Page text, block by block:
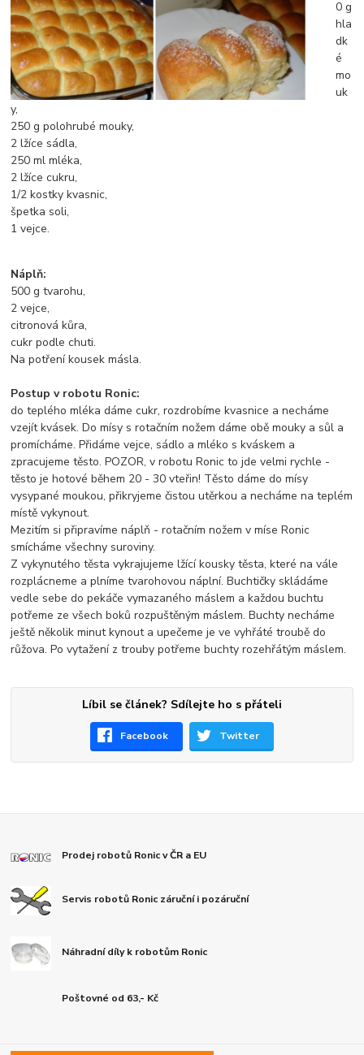
0 g
hla
dk
é
mo
uk
y,
250 g polohrubé mouky,
2 lžíce sádla,
250 ml mléka,
2 lžíce cukru,
1/2 kostky kvasnic,
špetka soli,
1 vejce.
Náplň:
500 g tvarohu,
2 vejce,
citronová kůra,
cukr podle chuti.
Na potření kousek másla.
Postup v robotu Ronic:
do teplého mléka dáme cukr, rozdrobíme kvasnice a necháme
vzejít kvásek. Do mísy s rotačním nožem dáme obě mouky a sůl a
promícháme. Přidáme vejce, sádlo a mléko s kváskem a
zpracujeme těsto. POZOR, v robotu Ronic to jde velmi rychle -
těsto je hotové během 20 - 30 vteřin! Těsto dáme do mísy
vysypané moukou, přikryjeme čistou utěrkou a necháme na teplém
místě vykynout.
Mezitím si připravíme náplň - rotačním nožem v míse Ronic
smícháme všechny suroviny.
Z vykynutého těsta vykrajujeme lžící kousky těsta, které na vále
rozplácneme a plníme tvarohovou náplní. Buchtičky skládáme
vedle sebe do pekáče vymazaného máslem a každou buchtu
potřeme ze všech boků rozpuštěným máslem. Buchty necháme
ještě několik minut kynout a upečeme je ve vyhřáté troubě do
růžova. Po vytažení z trouby potřeme buchty rozehřátým máslem.
Líbil se článek? Sdílejte ho s přáteli
Facebook Twitter
Prodej robotů Ronic v ČR a EU
Servis robotů Ronic záruční i pozáruční
Náhradní díly k robotům Ronic
Poštovné od 63,- Kč